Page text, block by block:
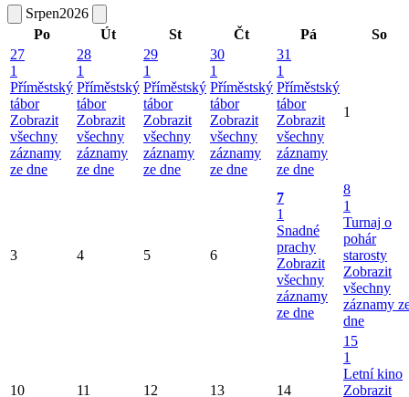
Srpen2026
Po
Út St Čt Pá
So
27
1
Příměstský
tábor
Zobrazit
všechny
záznamy
ze dne
28
1
Příměstský
tábor
Zobrazit
všechny
záznamy
ze dne
29
1
Příměstský
tábor
Zobrazit
všechny
záznamy
ze dne
30
1
Příměstský
tábor
Zobrazit
všechny
záznamy
ze dne
31
1
Příměstský
tábor
Zobrazit
všechny
záznamy
ze dne
1
3 4 5 6
7
1
Snadné
prachy
Zobrazit
všechny
záznamy
ze dne
8
1
Turnaj o
pohár
starosty
Zobrazit
všechny
záznamy
dne
10 11 12 13 14
15
1
Letní kino
Zobrazit